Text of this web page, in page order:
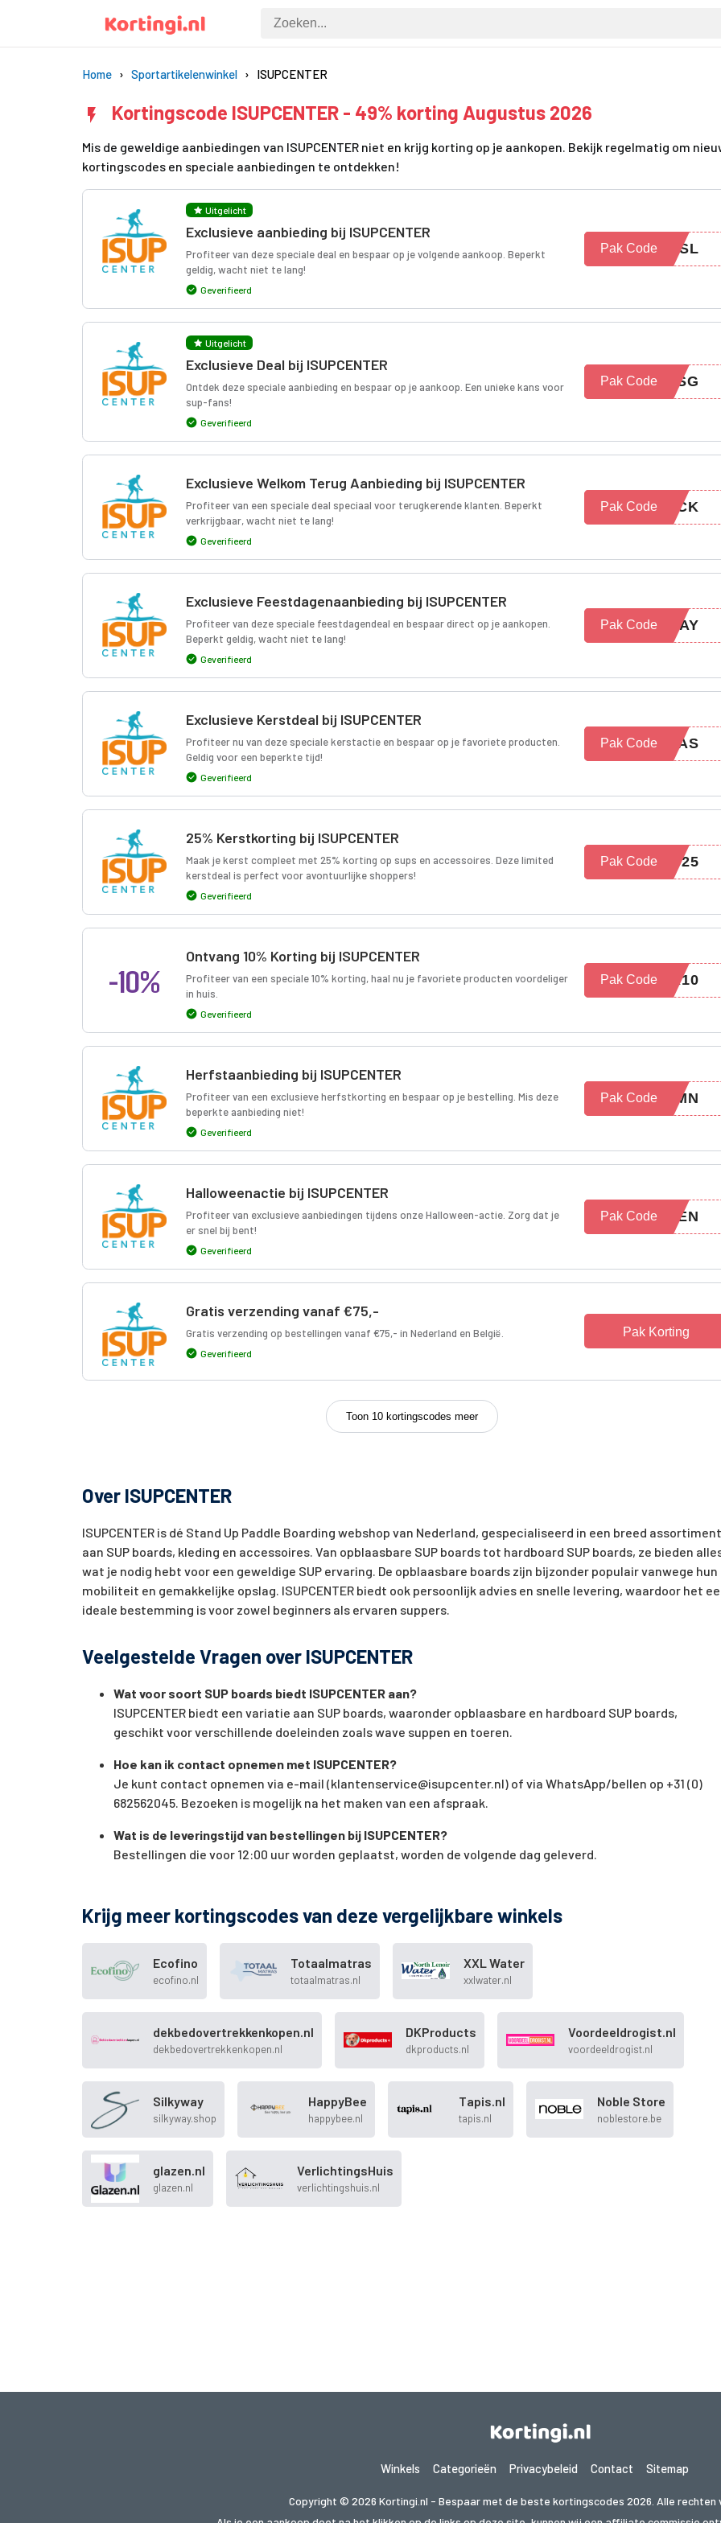
Home Sportartikelenwinkel ISUPCENTER
Kortingscode ISUPCENTER - 49% korting Augustus 2026
Mis de geweldige aanbiedingen van ISUPCENTER niet en krijg korting op je aankopen. Bekijk regelmatig om
kortingscodes en speciale aanbiedingen te ontdekken!
Uitgelicht
Exclusieve aanbieding bij ISUPCENTER
Profiteer van deze speciale deal en bespaar op je volgende aankoop. Beperkt
geldig, wacht niet te lang!
Geverifieerd
RESL
Pak Code
Uitgelicht
Exclusieve Deal bij ISUPCENTER
Ontdek deze speciale aanbieding en bespaar op je aankoop. Een unieke kans voor
sup-fans!
Geverifieerd
TESG
Pak Code
Exclusieve Welkom Terug Aanbieding bij ISUPCENTER
Profiteer van een speciale deal speciaal voor terugkerende klanten. Beperkt
verkrijgbaar, wacht niet te lang!
Geverifieerd
BACK
Pak Code
Exclusieve Feestdagenaanbieding bij ISUPCENTER
Profiteer van deze speciale feestdagendeal en bespaar direct op je aankopen.
Beperkt geldig, wacht niet te lang!
Geverifieerd
IDAY
Pak Code
Exclusieve Kerstdeal bij ISUPCENTER
Profiteer nu van deze speciale kerstactie en bespaar op je favoriete producten.
Geldig voor een beperkte tijd!
Geverifieerd
XMAS
Pak Code
25% Kerstkorting bij ISUPCENTER
Maak je kerst compleet met 25% korting op sups en accessoires. Deze limited
kerstdeal is perfect voor avontuurlijke shoppers!
Geverifieerd
AS25
Pak Code
-10%
Ontvang 10% Korting bij ISUPCENTER
Profiteer van een speciale 10% korting, haal nu je favoriete producten voordeliger
in huis.
Geverifieerd
ER10
Pak Code
Herfstaanbieding bij ISUPCENTER
Profiteer van een exclusieve herfstkorting en bespaar op je bestelling. Mis deze
beperkte aanbieding niet!
Geverifieerd
TUMN
Pak Code
Halloweenactie bij ISUPCENTER
Profiteer van exclusieve aanbiedingen tijdens onze Halloween-actie. Zorg dat je
er snel bij bent!
Geverifieerd
WEEN
Pak Code
Gratis verzending vanaf €75,-
Gratis verzending op bestellingen vanaf €75,- in Nederland en België.
Geverifieerd
Pak Korting
Toon 10 kortingscodes meer
Over ISUPCENTER
ISUPCENTER is dé Stand Up Paddle Boarding webshop van Nederland, gespecialiseerd in een breed assortiment
aan SUP boards, kleding en accessoires. Van opblaasbare SUP boards tot hardboard SUP boards, ze bieden
wat je nodig hebt voor een geweldige SUP ervaring. De opblaasbare boards zijn bijzonder populair vanwege hun
mobiliteit en gemakkelijke opslag. ISUPCENTER biedt ook persoonlijk advies en snelle levering, waardoor het
ideale bestemming is voor zowel beginners als ervaren suppers.
Veelgestelde Vragen over ISUPCENTER
Wat voor soort SUP boards biedt ISUPCENTER aan?
ISUPCENTER biedt een variatie aan SUP boards, waaronder opblaasbare en hardboard SUP boards,
geschikt voor verschillende doeleinden zoals wave suppen en toeren.
Hoe kan ik contact opnemen met ISUPCENTER?
Je kunt contact opnemen via e-mail (klantenservice@isupcenter.nl) of via WhatsApp/bellen op +31 (0)
682562045. Bezoeken is mogelijk na het maken van een afspraak.
Wat is de leveringstijd van bestellingen bij ISUPCENTER?
Bestellingen die voor 12:00 uur worden geplaatst, worden de volgende dag geleverd.
Krijg meer kortingscodes van deze vergelijkbare winkels
Ecofino
ecofino.nl
Totaalmatras
totaalmatras.nl
XXL Water
xxlwater.nl
dekbedovertrekkenkopen.nl
dekbedovertrekkenkopen.nl
DKProducts
dkproducts.nl
Voordeeldrogist.nl
voordeeldrogist.nl
Silkyway
silkyway.shop
HappyBee
happybee.nl
Tapis.nl
tapis.nl
Noble Store
noblestore.be
glazen.nl
glazen.nl
VerlichtingsHuis
verlichtingshuis.nl
Winkels Categorieën Privacybeleid Contact Sitemap
Copyright © 2026 Kortingi.nl - Bespaar met de beste kortingscodes 2026. Alle rechten